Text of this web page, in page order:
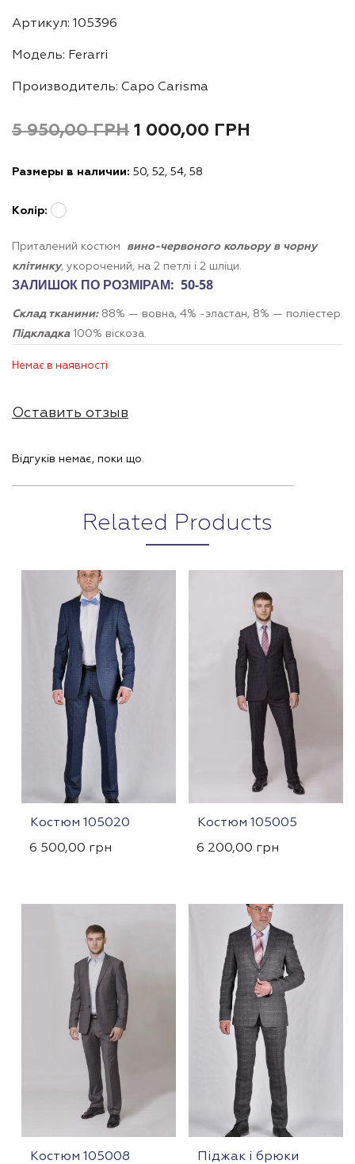
Артикул: 105396
Модель: Ferarri
Производитель: Capo Carisma
5 950,00ГРН 1 000,00 ГРН
Размеры в наличии: 50, 52, 54, 58
Колір:
Приталений костюм
вино-червоного кольору в чорну
клітинку, укорочений, на 2 петлі і 2 шліци.
ЗАЛИШОК ПО РОЗМІРАМ: 50-58
Склад тканини:88% — вовна, 4% -эластан, 8% — поліестер.
Підкладка100% віскоза.
Немає в наявності
Оставить отзыв
Відгуків немає, поки що.
Related Products
Костюм 105020
6 500,00 грн
Костюм 105005
6 200,00 грн
Костюм 105008
Піджак і брюки